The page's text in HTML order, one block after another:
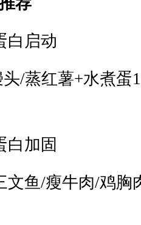
白启动
/蒸红薯+水煮蛋
白加固
文鱼/瘦牛肉/鸡胸